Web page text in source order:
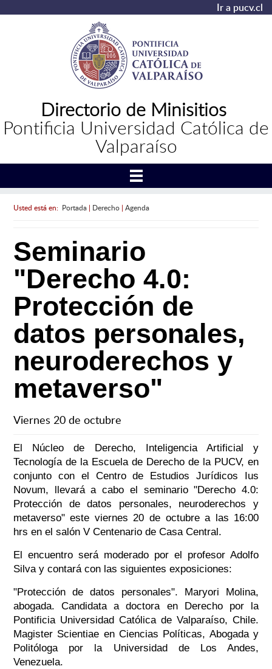
Ir a pucv.cl
Directorio de Minisitios
Pontificia Universidad Católica de
Valparaíso
Usted está en: Portada| Derecho| Agenda
Seminario
"Derecho 4.0:
Protección de
datos personales,
neuroderechos y
metaverso"
Viernes 20 de octubre
El Núcleo de Derecho, Inteligencia Artificial y
Tecnología de la Escuela de Derecho de la PUCV, en
conjunto con el Centro de Estudios Jurídicos Ius
Novum, llevará a cabo el seminario "Derecho 4.0:
Protección de datos personales, neuroderechos y
metaverso" este viernes 20 de octubre a las 16:00
hrs en el salón V Centenario de Casa Central.
El encuentro será moderado por el profesor Adolfo
Silva y contará con las siguientes exposiciones:
"Protección de datos personales". Maryori Molina,
abogada. Candidata a doctora en Derecho por la
Pontificia Universidad Católica de Valparaíso, Chile.
Magister Scientiae en Ciencias Políticas, Abogada y
Politóloga por la Universidad de Los Andes,
Venezuela.